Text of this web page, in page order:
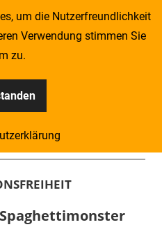
um die Nutzerfreundlichkeit
Verwendung stimmen Sie
zu.